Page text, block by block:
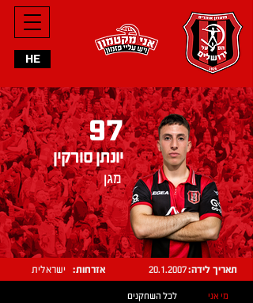
HE
97
יונתן סורקין
מגן
ישראלית אזרחות: תאריך לידה:20.1.2007
מי אני לכל השחקנים